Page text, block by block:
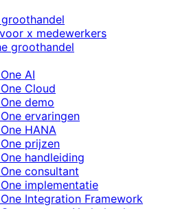
x medewerkers
groothandel
AI
Cloud
demo
ervaringen
HANA
prijzen
handleiding
consultant
implementatie
One Integration Framework